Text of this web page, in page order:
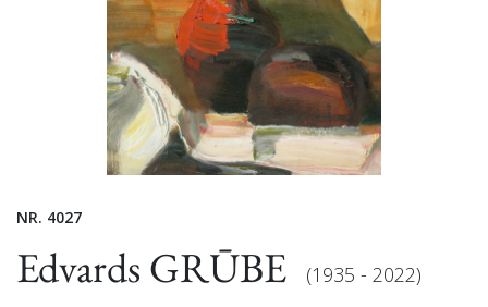
NR. 4027
Edvards GRŪBE (1935 - 2022)